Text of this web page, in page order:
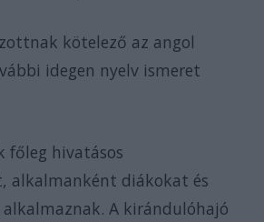
kötelező az angol
idegen nyelv ismeret
főleg hivatásos
alkalmanként diákokat és
A kirándulóhajó